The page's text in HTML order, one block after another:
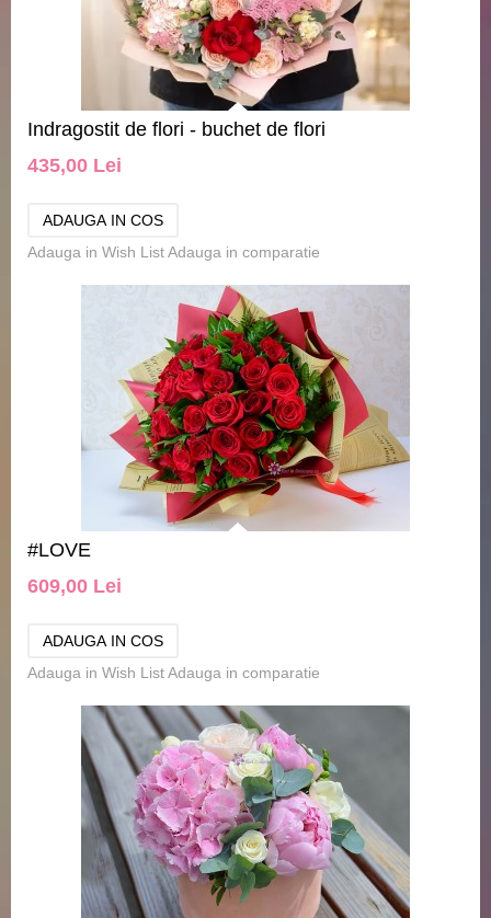
Indragostit de flori - buchet de flori
435,00 Lei
Adauga in Wish ListAdauga in comparatie
#LOVE
609,00 Lei
Adauga in Wish ListAdauga in comparatie